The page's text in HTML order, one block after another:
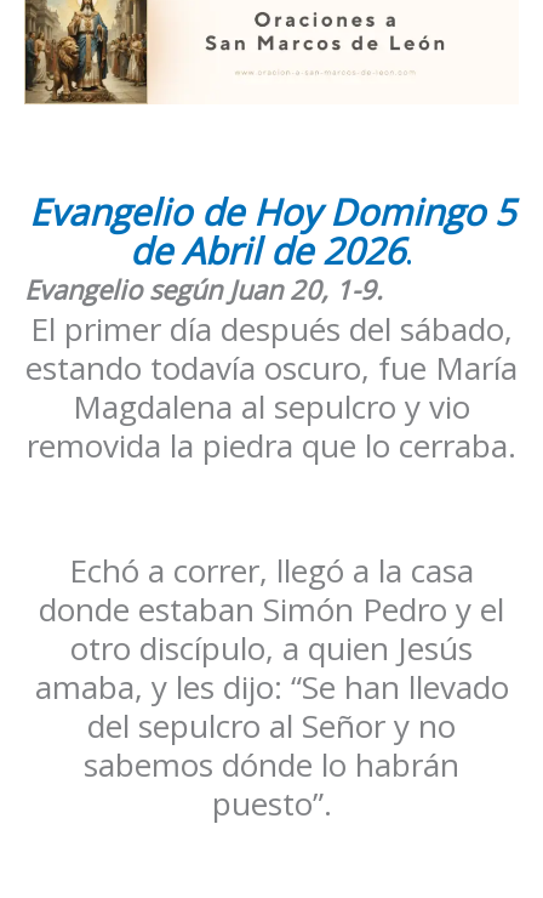
Evangelio de HoyDomingo 5
de Abrilde 2026.
Evangelio según Juan 20, 1-9.
El primer día después del sábado,
estando todavía oscuro, fue María
Magdalena al sepulcro y vio
removida la piedra que lo cerraba.
Echó a correr, llegó a la casa
donde estaban Simón Pedro y el
otro discípulo, a quien Jesús
amaba, y les dijo: “Se han llevado
del sepulcro al Señor y no
sabemos dónde lo habrán
puesto”.